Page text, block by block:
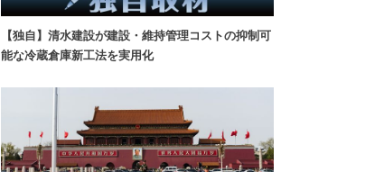
【独自】清水建設が建設・維持管理コストの抑制可
能な冷蔵倉庫新工法を実用化